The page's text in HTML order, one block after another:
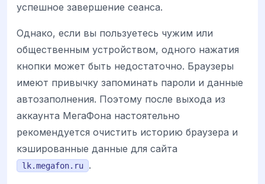
успешное завершение сеанса.
Однако, если вы пользуетесь чужим или
общественным устройством, одного нажатия
кнопки может быть недостаточно. Браузеры
имеют привычку запоминать пароли и данные
автозаполнения. Поэтому после выхода из
аккаунта МегаФона настоятельно
рекомендуется очистить историю браузера и
кэшированные данные для сайта
lk.megafon.ru .